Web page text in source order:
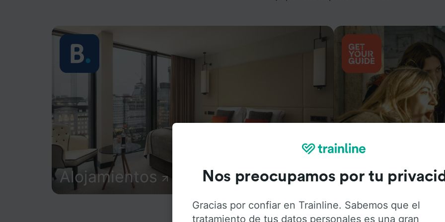
Alojamientos Actividades
Nos preocupamos por tu
Gracias por confiar en Trainline. Sabemos que el
tratamiento de tus datos personales es una gran